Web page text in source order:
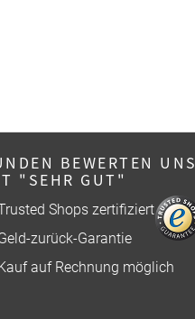
BEWERTEN UNS
"SEHR GUT"
Shops zertifiziert
zurück-Garantie
auf Rechnung möglich